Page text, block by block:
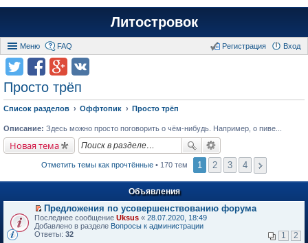
Литостровок
Меню FAQ Вход
Регистрация
Просто трёп
Список разделов Оффтопик Просто трёп
Описание: Здесь можно просто поговорить о чём-нибудь. Например, о пиве...
Новая тема
Отметить темы как прочтённые • 170 тем 1 2 3 4
Объявления
П
е
р
Предложения по усовершенствованию форума
Последнее сообщение Uksus « 28.07.2020, 18:49
Добавлено в разделе Вопросы к администрации
Ответы: 32 1 2